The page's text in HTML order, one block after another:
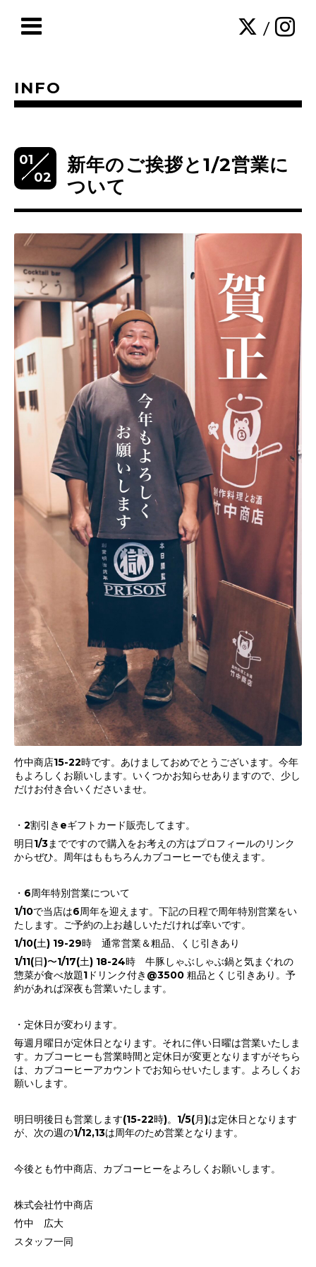
/
INFO
01
02
新年のご挨拶と1/2営業に
ついて
竹中商店15-22時です。あけましておめでとうございます。今年
もよろしくお願いします。いくつかお知らせありますので、少し
だけお付き合いくださいませ。
・2割引きeギフトカード販売してます。
明日1/3までですので購入をお考えの方はプロフィールのリンク
からぜひ。周年はももちろんカブコーヒーでも使えます。
・6周年特別営業について
1/10で当店は6周年を迎えます。下記の日程で周年特別営業をい
たします。ご予約の上お越しいただければ幸いです。
1/10(土) 19-29時 通常営業＆粗品、くじ引きあり
1/11(日)〜1/17(土) 18-24時 牛豚しゃぶしゃぶ鍋と気まぐれの
惣菜が食べ放題1ドリンク付き@3500 粗品とくじ引きあり。予
約があれば深夜も営業いたします。
・定休日が変わります。
毎週月曜日が定休日となります。それに伴い日曜は営業いたしま
す。カブコーヒーも営業時間と定休日が変更となりますがそちら
は、カブコーヒーアカウントでお知らせいたします。よろしくお
願いします。
明日明後日も営業します(15-22時)。1/5(月)は定休日となります
が、次の週の1/12,13は周年のため営業となります。
今後とも竹中商店、カブコーヒーをよろしくお願いします。
株式会社竹中商店
竹中 広大
スタッフ一同